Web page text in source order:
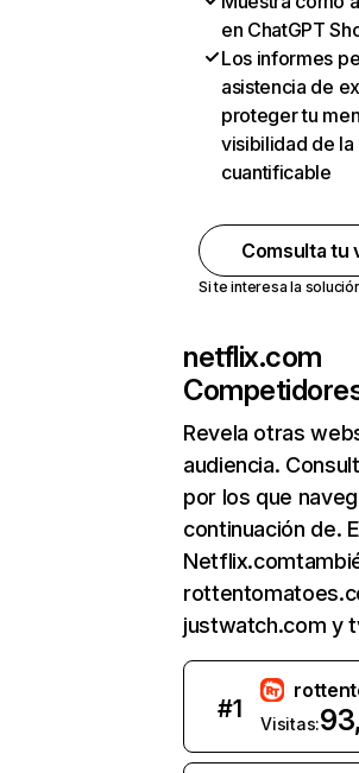
en ChatGPT
Los informes
asistencia de
proteger tu
visibilidad de
cuantificable
Comsulta tu
Si te interesa la
netflix.com
Revela otras
audiencia.
por los que
continuación de.
justwatch.com y
#1
Visitas: